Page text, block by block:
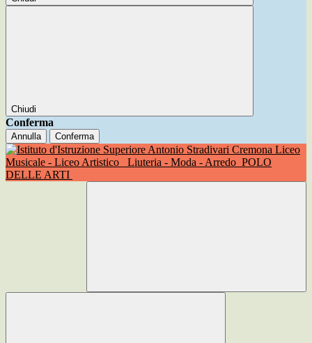
Chiudi
Conferma
Annulla Conferma
Liceo
Musicale - Liceo Artistico
Liuteria - Moda - Arredo POLO
DELLE ARTI